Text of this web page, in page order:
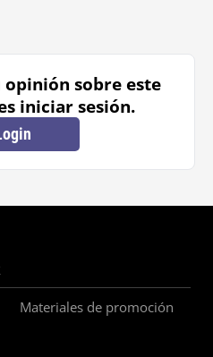
sobre este
iniciar sesión.
Materiales de promoción